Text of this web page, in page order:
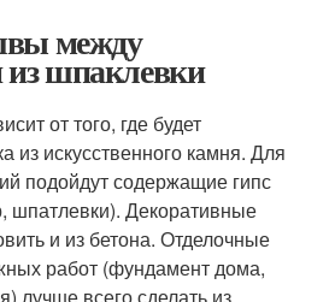
между
шпаклевки
от того, где будет
из искусственного камня. Для
подойдут содержащие гипс
шпатлевки). Декоративные
и из бетона. Отделочные
работ (фундамент дома,